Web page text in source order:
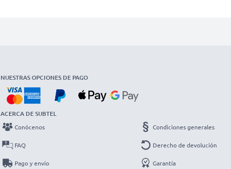
NUESTRAS OPCIONES DE PAGO
ACERCA DE SUBTEL
Conócenos
FAQ
Pago y envío
Condiciones generales
Derecho de devolución
Garantía